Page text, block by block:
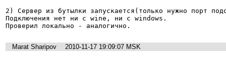
2) Сервер из бутылки запускается(только нужно порт
Подключения нет ни с wine, ни с windows.
Проверил локально - аналогично.
Marat Sharipov
2010-11-17 19:09:07 MSK